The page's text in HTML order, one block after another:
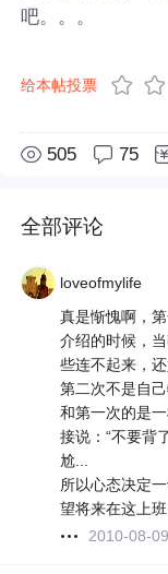
吧。。。
给本帖投票
505 75
全部评论
loveofmylife
真是惭愧啊，
介绍的时候，
些连不起来，
第二次不是自
和第一次的是
接说：“不要背
尬...
所以心态决定
望将来在这上班
2010-08-09